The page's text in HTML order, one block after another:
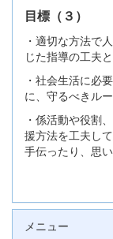
目標（３）
・適切な方法で
じた指導の工夫
・社会生活に必
に、守るべきル
・係活動や役割
援方法を工夫し
手伝ったり、思
メニュー